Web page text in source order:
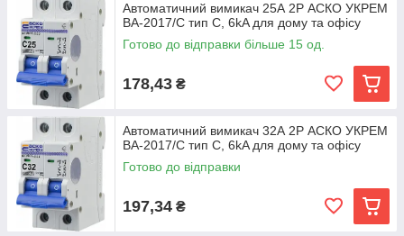
Автоматичний вимикач 25А 2Р АСКО УКРЕМ
ВА-2017/С тип C, 6kA для дому та офісу
Готово до відправки більше 15 од.
178,43 ₴
Автоматичний вимикач 32А 2Р АСКО УКРЕМ
ВА-2017/С тип C, 6kA для дому та офісу
Готово до відправки
197,34 ₴